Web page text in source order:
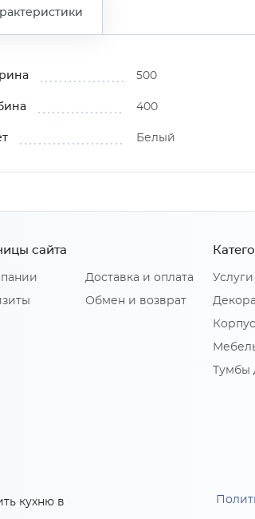
500
400
Белый
сайта
Доставка и оплата
Обмен и возврат
Услуги
Тумбы
кухню в